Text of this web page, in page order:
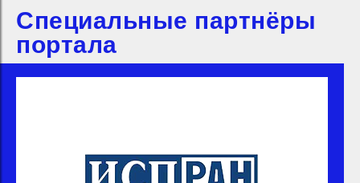
Специальные партнёры
портала